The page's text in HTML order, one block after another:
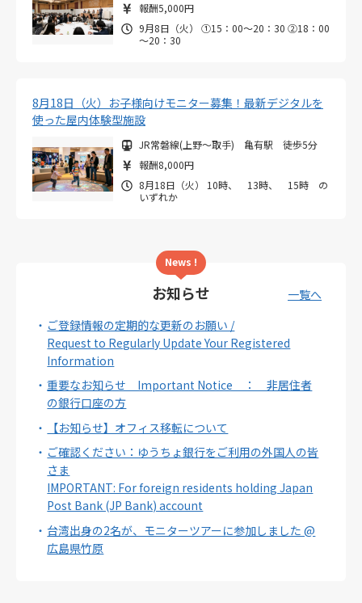
報酬5,000円
9月8日（火） ①15：00～20：30 ②18：00
～20：30
8月18日（火）お子様向けモニター募集！最新デジタルを
使った屋内体験型施設
JR常磐線(上野～取手) 亀有駅 徒歩5分
報酬8,000円
8月18日（火） 10時、 13時、 15時 の
いずれか
News !
お知らせ
一覧へ
ご登録情報の定期的な更新のお願い /
Request to Regularly Update Your Registered
Information
重要なお知らせ Important Notice ： 非居住者
の銀行口座の方
【お知らせ】オフィス移転について
ご確認ください：ゆうちょ銀行をご利用の外国人の皆
さま
IMPORTANT: For foreign residents holding Japan
Post Bank (JP Bank) account
台湾出身の2名が、モニターツアーに参加しました @
広島県竹原